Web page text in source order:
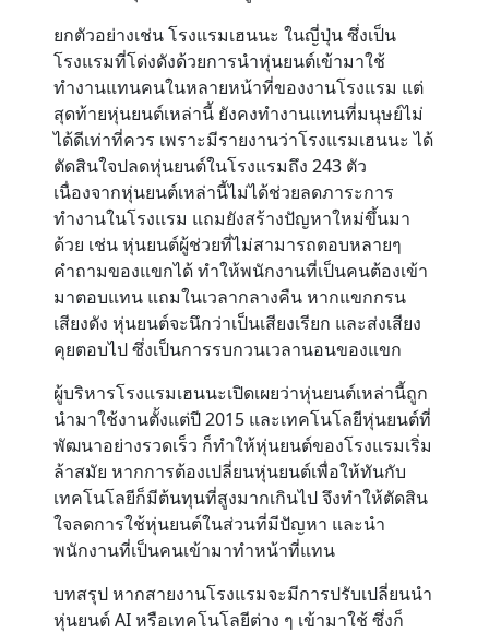
ยกตัวอย่างเช่น โรงแรมเฮนนะ ในญี่ปุ่น ซึ่งเป็น
โรงแรมที่โด่งดังด้วยการนำหุ่นยนต์เข้ามาใช้
ทำงานแทนคนในหลายหน้าที่ของงานโรงแรม แต่
สุดท้ายหุ่นยนต์เหล่านี้ ยังคงทำงานแทนที่มนุษย์ไม่
ได้ดีเท่าที่ควร เพราะมีรายงานว่าโรงแรมเฮนนะ ได้
ตัดสินใจปลดหุ่นยนต์ในโรงแรมถึง 243 ตัว
เนื่องจากหุ่นยนต์เหล่านี้ไม่ได้ช่วยลดภาระการ
ทำงานในโรงแรม แถมยังสร้างปัญหาใหม่ขึ้นมา
ด้วย เช่น หุ่นยนต์ผู้ช่วยที่ไม่สามารถตอบหลายๆ
คำถามของแขกได้ ทำให้พนักงานที่เป็นคนต้องเข้า
มาตอบแทน แถมในเวลากลางคืน หากแขกกรน
เสียงดัง หุ่นยนต์จะนึกว่าเป็นเสียงเรียก และส่งเสียง
คุยตอบไป ซึ่งเป็นการรบกวนเวลานอนของแขก
ผู้บริหารโรงแรมเฮนนะเปิดเผยว่าหุ่นยนต์เหล่านี้ถูก
นำมาใช้งานตั้งแต่ปี 2015 และเทคโนโลยีหุ่นยนต์ที่
พัฒนาอย่างรวดเร็ว ก็ทำให้หุ่นยนต์ของโรงแรมเริ่ม
ล้าสมัย หากการต้องเปลี่ยนหุ่นยนต์เพื่อให้ทันกับ
เทคโนโลยีก็มีต้นทุนที่สูงมากเกินไป จึงทำให้ตัดสิน
ใจลดการใช้หุ่นยนต์ในส่วนที่มีปัญหา และนำ
พนักงานที่เป็นคนเข้ามาทำหน้าที่แทน
บทสรุป หากสายงานโรงแรมจะมีการปรับเปลี่ยนนำ
หุ่นยนต์ AI หรือเทคโนโลยีต่าง ๆ เข้ามาใช้ ซึ่งก็